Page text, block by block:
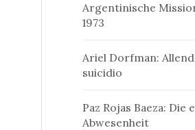
Argentinische
1973
Ariel Dorfman:
suicidio
Paz Rojas Baeza: Die
Abwesenheit